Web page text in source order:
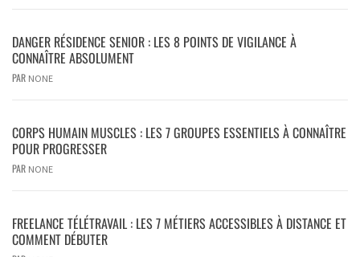
DANGER RÉSIDENCE SENIOR : LES 8 POINTS DE VIGILANCE À
CONNAÎTRE ABSOLUMENT
PAR NONE
CORPS HUMAIN MUSCLES : LES 7 GROUPES ESSENTIELS À CONNAÎTRE
POUR PROGRESSER
PAR NONE
FREELANCE TÉLÉTRAVAIL : LES 7 MÉTIERS ACCESSIBLES À DISTANCE ET
COMMENT DÉBUTER